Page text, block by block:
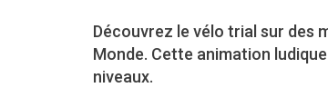
Découvrez le vélo trial sur des
Monde. Cette animation
niveaux.